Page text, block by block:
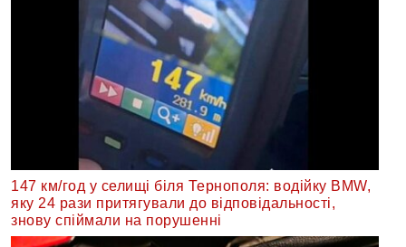
147 км/год у селищі біля Тернополя: водійку BMW,
яку 24 рази притягували до відповідальності,
знову спіймали на порушенні